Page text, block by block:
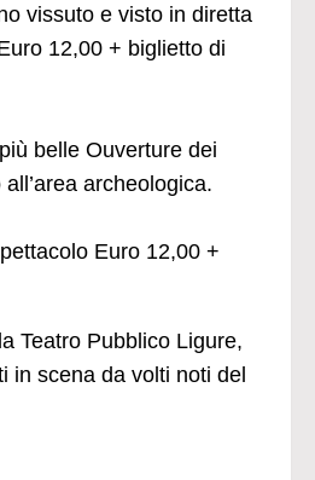
vissuto e visto in diretta
12,00 + biglietto di
belle Ouverture dei
archeologica.
Euro 12,00 +
Teatro Pubblico Ligure,
in scena da volti noti del